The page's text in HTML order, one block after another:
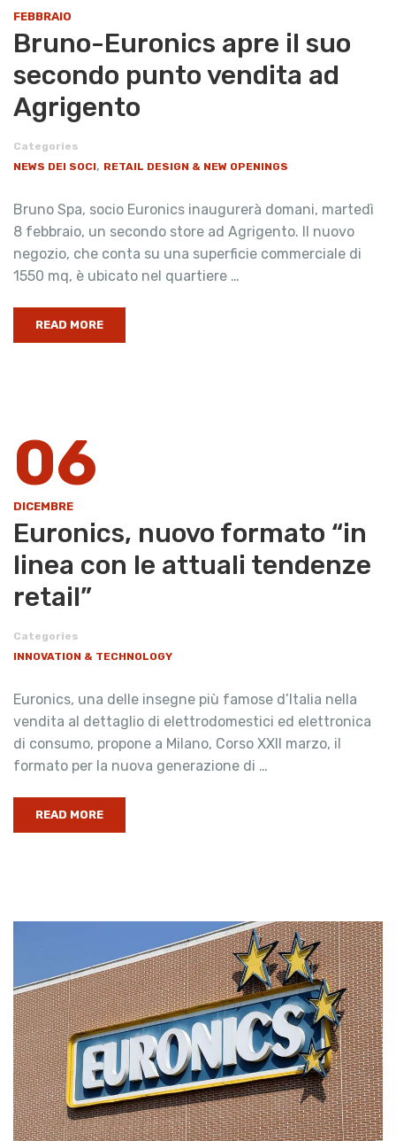
FEBBRAIO
​Bruno-Euronics apre il suo
secondo punto vendita ad
Agrigento
Categories
NEWS DEI SOCI, RETAIL DESIGN & NEW OPENINGS
Bruno Spa, socio Euronics inaugurerà domani, martedì
8 febbraio, un secondo store ad Agrigento. Il nuovo
negozio, che conta su una superficie commerciale di
1550 mq, è ubicato nel quartiere …
READ MORE
06
DICEMBRE
Euronics, nuovo formato “in
linea con le attuali tendenze
retail”
Categories
INNOVATION & TECHNOLOGY
Euronics, una delle insegne più famose d’Italia nella
vendita al dettaglio di elettrodomestici ed elettronica
di consumo, propone a Milano, Corso XXII marzo, il
formato per la nuova generazione di …
READ MORE